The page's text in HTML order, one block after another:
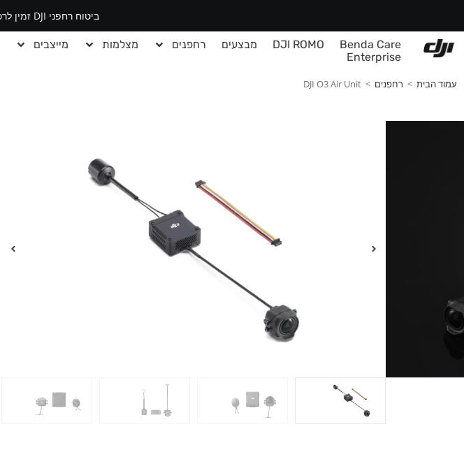
ביטוח רחפני DJI זמין לרכישה דרך האתר - לחצו כאן
Benda Care
DJI ROMO מבצעים רחפנים מצלמות מייצבים
Enterprise
עמוד הבית > רחפנים >
DJI O3 Air Unit